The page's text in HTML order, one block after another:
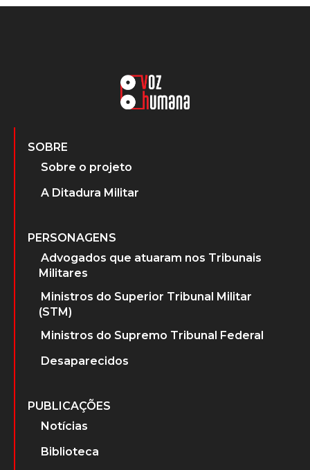
SOBRE
Sobre o projeto
A Ditadura Militar
PERSONAGENS
Advogados que atuaram nos Tribunais
Militares
Ministros do Superior Tribunal Militar
(STM)
Ministros do Supremo Tribunal Federal
Desaparecidos
PUBLICAÇÕES
Notícias
Biblioteca